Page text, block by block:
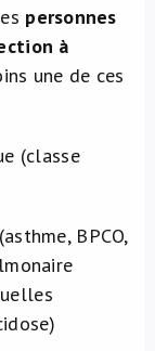
personnes
à
une de ces
(classe
BPCO,